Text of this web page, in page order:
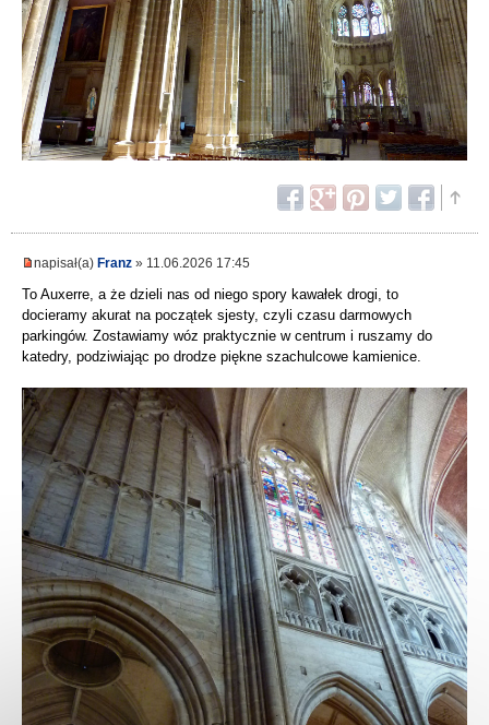
napisał(a) Franz » 11.06.2026 17:45
To Auxerre, a że dzieli nas od niego spory kawałek drogi, to
docieramy akurat na początek sjesty, czyli czasu darmowych
parkingów. Zostawiamy wóz praktycznie w centrum i ruszamy do
katedry, podziwiając po drodze piękne szachulcowe kamienice.